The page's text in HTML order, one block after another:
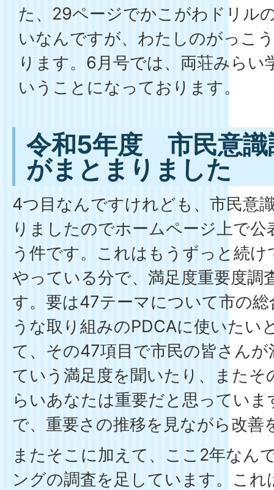
た、29ページでかこがわドリル
いなんですが、わたしのがっこ
ります。6月号では、両荘みらい
いうことになっております。
令和5年度 市民意識
がまとまりました
4つ目なんですけれども、市民意
りましたのでホームページ上で
う件です。これはもうずっと続
やっている分で、満足度重要度調
す。要は47テーマについて市の
うな取り組みのPDCAに使いたい
て、その47項目で市民の皆さん
ていう満足度を聞いたり、また
らいあなたは重要だと思ってい
で、重要さの推移を見ながら改善
またそこに加えて、ここ2年なん
ングの調査を足しています。こ